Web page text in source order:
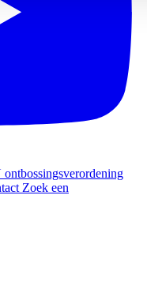
ontbossingsverordening
Zoek een